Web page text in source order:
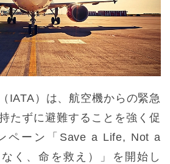
IATA）は、航空機からの緊急
たずに避難することを強く促
ペーン「Save a Life, Not a
く、命を救え）」を開始し